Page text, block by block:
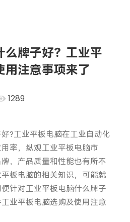
么牌子好？工业平
用注意事项来了
1289
?工业平板电脑在工业自动化
率，纵观工业平板电脑市
，产品质量和性能也有所不
板电脑的相关知识，可能就
针对工业平板电脑什么牌子
业平板电脑选购及使用注意